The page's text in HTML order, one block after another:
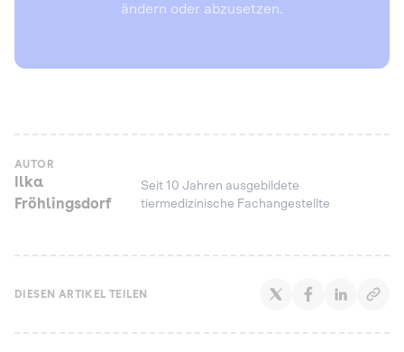
ändern oder abzusetzen.
AUTOR
Ilka
Fröhlingsdorf
Seit 10 Jahren ausgebildete
tiermedizinische Fachangestellte
DIESEN ARTIKEL TEILEN